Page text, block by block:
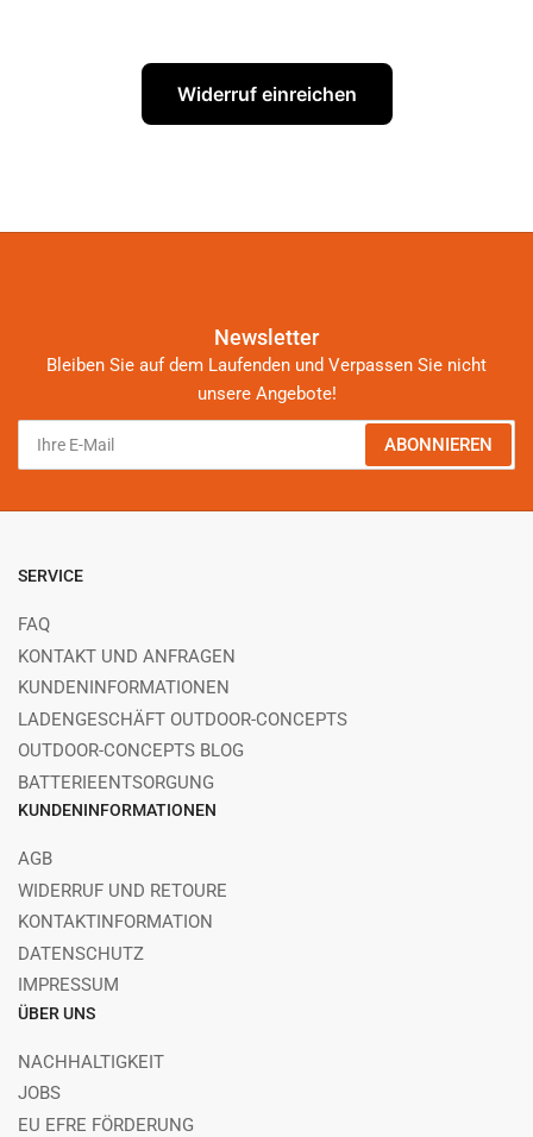
Widerruf einreichen
Newsletter
Bleiben Sie auf dem Laufenden und Verpassen Sie nicht
unsere Angebote!
Ihre
Mail
ABONNIEREN
SERVICE
FAQ
KONTAKT UND ANFRAGEN
KUNDENINFORMATIONEN
LADENGESCHÄFT OUTDOOR-CONCEPTS
OUTDOOR-CONCEPTS BLOG
BATTERIEENTSORGUNG
KUNDENINFORMATIONEN
AGB
WIDERRUF UND RETOURE
KONTAKTINFORMATION
DATENSCHUTZ
IMPRESSUM
ÜBER UNS
NACHHALTIGKEIT
JOBS
EU EFRE FÖRDERUNG